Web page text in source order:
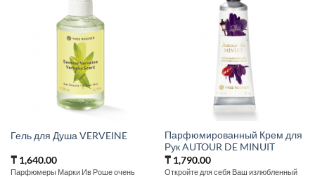
Гель для Душа VERVEINE
₸1,640.00
Парфюмеры Марки Ив Роше очень
Парфюмированный Крем для
Рук AUTOUR DE MINUIT
₸1,790.00
Откройте для себя Ваш излюбленный